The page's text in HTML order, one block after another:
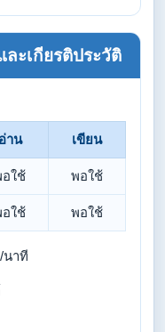
ะเกียรติประวัติ
อ่าน เขียน
ใช้ พอใช้
ใช้ พอใช้
นาที